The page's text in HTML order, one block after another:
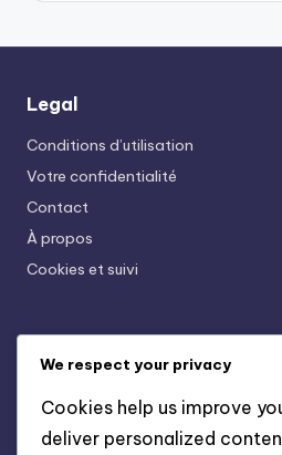
Legal
Conditions d’utilisation
Votre confidentialité
Contact
À propos
Cookies et suivi
Armoires En Bois De Pin:
Pratiques
We respect your privacy
Cookies help us improve
deliver personalized